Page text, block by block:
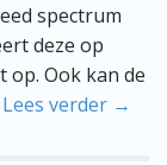
spectrum
deze op
Ook kan de
Lees verder →